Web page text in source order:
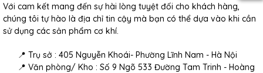
Với cam kết mang đến sự hài lòng tuyệt đối cho khách hàng,
chúng tôi tự hào là địa chỉ tin cậy mà bạn có thể dựa vào khi cần
sử dụng các sản phẩm cơ khí.
📍 Trụ sở : 405 Nguyễn Khoái- Phường Lĩnh Nam - Hà Nội
📍 Văn phòng/ Kho : Số 9 Ngõ 533 Đường Tam Trinh - Hoàng